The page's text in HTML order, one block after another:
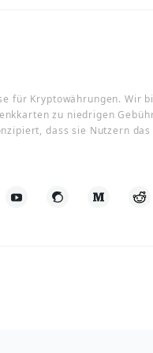
für Kryptowährungen. Wir
zu niedrigen
dass sie Nutzern